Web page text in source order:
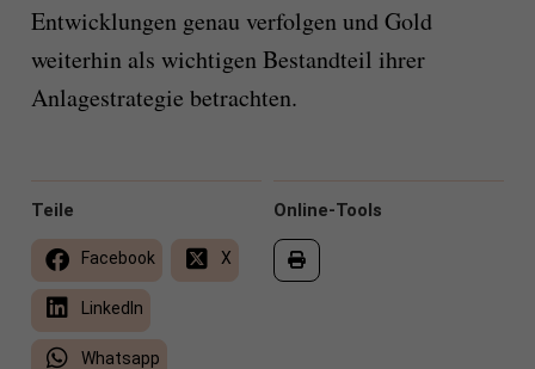
Entwicklungen genau verfolgen und Gold
weiterhin als wichtigen Bestandteil ihrer
Anlagestrategie betrachten.
Online-Tools
Teile
Facebook X
LinkedIn
Whatsapp